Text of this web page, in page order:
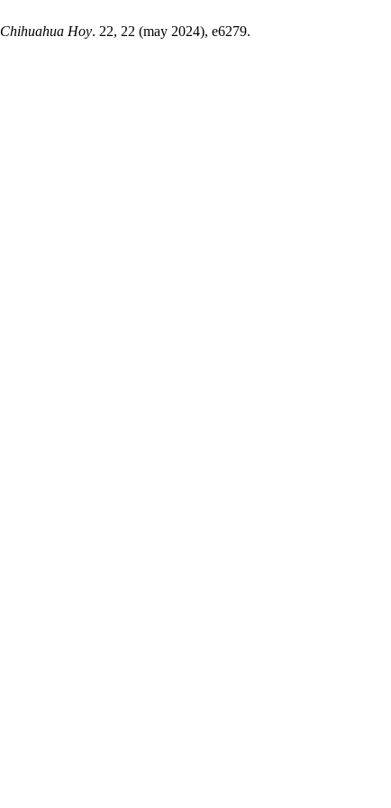
Chihuahua Hoy. 22, 22 (may 2024), e6279.